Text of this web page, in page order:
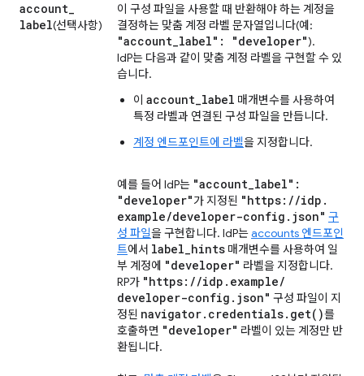
account_
label(선택사항)
이 구성 파일을 사용할 때 반환해야 하는 계정을
결정하는 맞춤 계정 라벨 문자열입니다(예:
"account_label": "developer").
IdP는 다음과 같이 맞춤 계정 라벨을 구현할 수 있
습니다.
이 account_label 매개변수를 사용하여
특정 라벨과 연결된 구성 파일을 만듭니다.
계정 엔드포인트에 라벨을 지정합니다.
예를 들어 IdP는 "account_label":
"developer"가 지정된 "https: //idp .
example/developer-config . json" 구
성 파일을 구현합니다. IdP는accounts 엔드포인
트에서 label_hints 매개변수를 사용하여 일
부 계정에 "developer" 라벨을 지정합니다.
RP가 "https: //idp . example/
developer-config . json" 구성 파일이 지
정된 navigator. credentials. get( )를
호출하면 "developer" 라벨이 있는 계정만 반
환됩니다.